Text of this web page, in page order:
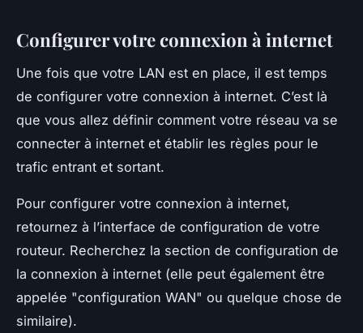
Configurer votre connexion à internet
Une fois que votre LAN est en place, il est temps
de configurer votre connexion à internet. C’est là
que vous allez définir comment votre réseau va se
connecter à internet et établir les règles pour le
trafic entrant et sortant.
Pour configurer votre connexion à internet,
retournez à l’interface de configuration de votre
routeur. Recherchez la section de configuration de
la connexion à internet (elle peut également être
appelée "configuration WAN" ou quelque chose de
similaire).